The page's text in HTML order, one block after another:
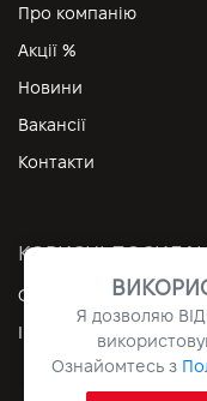
Про компанію
Акції %
Новини
Вакансії
Контакти
КОРИСНІ
Особистий кабінет
Інформація
Я дозволяю
Ознайомтесь з